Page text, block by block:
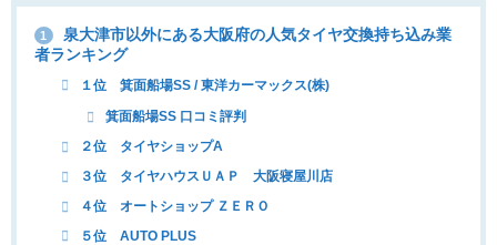
1
泉大津市以外にある大阪府の人気タイヤ交換持ち込み業
者ランキング
１位 箕面船場SS / 東洋カーマックス(株)
箕面船場SS 口コミ評判
２位 タイヤショップA
３位 タイヤハウスＵＡＰ 大阪寝屋川店
４位 オートショップ ＺＥＲＯ
５位 AUTO PLUS